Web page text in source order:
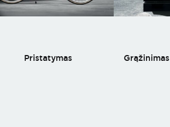
Pristatymas Grąžinimas